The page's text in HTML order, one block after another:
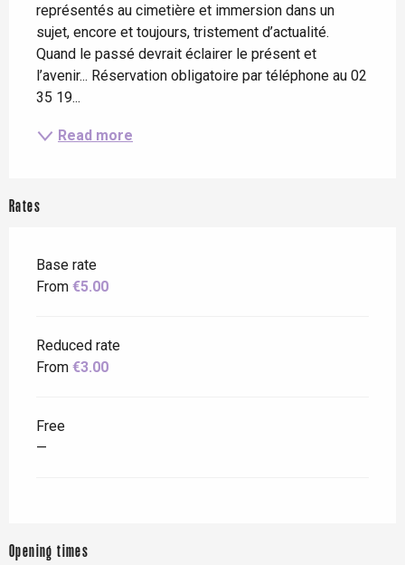
représentés au cimetière et immersion dans un
sujet, encore et toujours, tristement d’actualité.
Quand le passé devrait éclairer le présent et
l’avenir... Réservation obligatoire par téléphone au 02
35 19...
Read more
Rates
Base rate
From €5.00
Reduced rate
From €3.00
Free
—
Opening times